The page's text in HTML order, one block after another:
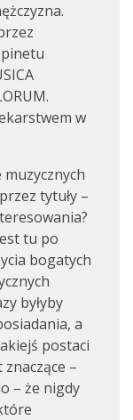
w
muzycznych
tytuły –
tu po
bogatych
byłyby
a
postaci
–
– że nigdy